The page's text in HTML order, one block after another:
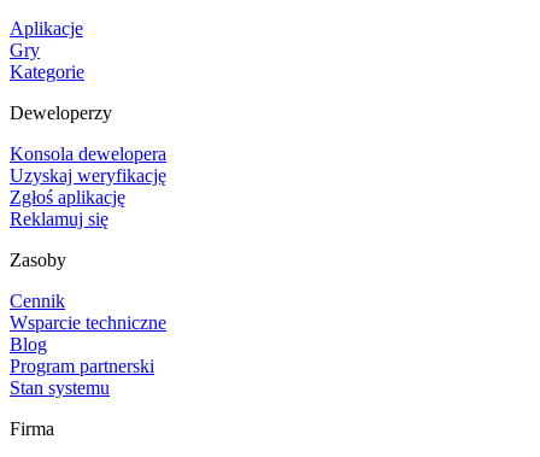
Aplikacje
Gry
Kategorie
Deweloperzy
Konsola dewelopera
Uzyskaj weryfikację
Zgłoś aplikację
Reklamuj się
Zasoby
Cennik
Wsparcie techniczne
Blog
Program partnerski
Stan systemu
Firma